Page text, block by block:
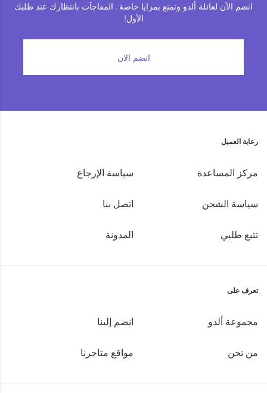
انضم الآن لعائلة ألدو وتمتع بمزايا خاصة . المفاجآت بانتظارك عند طلبك
الأول!
انضم الان
رعاية العميل
مركز المساعدة سياسة الإرجاع
سياسة الشحن اتصل بنا
تتبع طلبي المدونة
تعرف على
مجموعة ألدو انضم إلينا
من نحن مواقع متاجرنا